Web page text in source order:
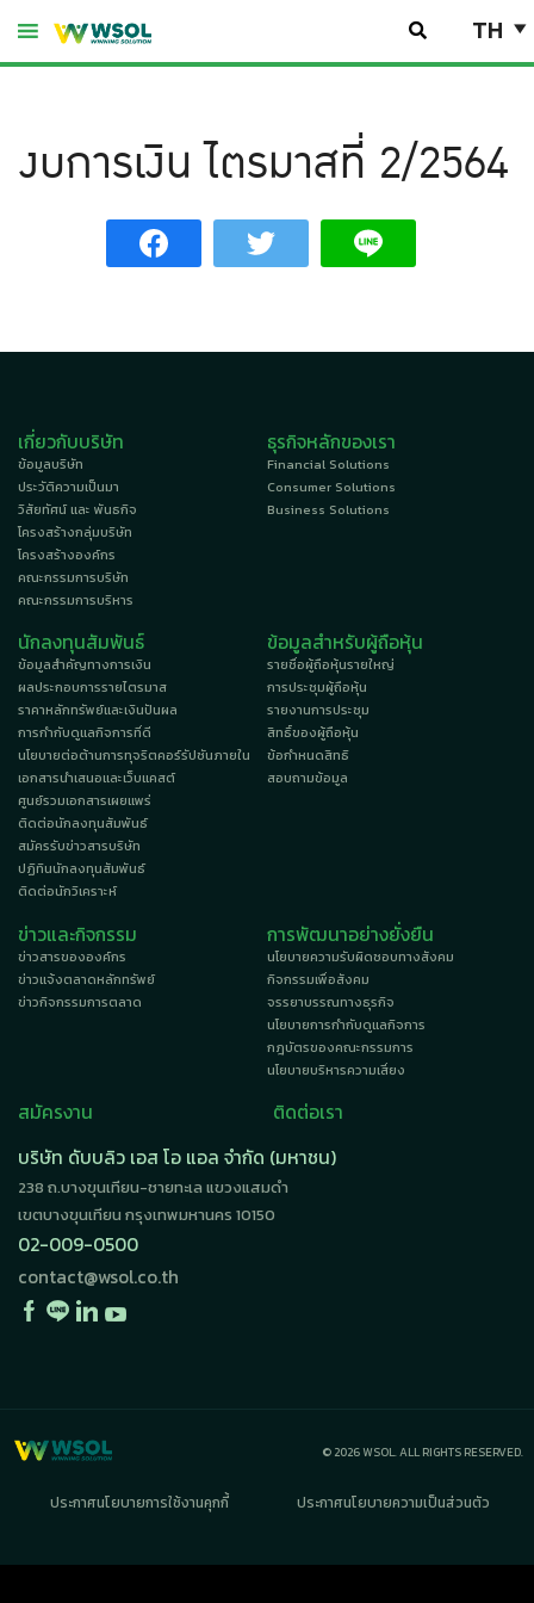
Skip
to
TH
งบการเงิน ไตรมาสที่ 2/2564
เกี่ยวกับบริษัท
ข้อมูลบริษัท
ประวัติความเป็นมา
วิสัยทัศน์ และ พันธกิจ
โครงสร้างกลุ่มบริษัท
โครงสร้างองค์กร
คณะกรรมการบริษัท
คณะกรรมการบริหาร
ธุรกิจหลักของเรา
Financial Solutions
Consumer Solutions
Business Solutions
นักลงทุนสัมพันธ์
ข้อมูลสำคัญทางการเงิน
ผลประกอบการรายไตรมาส
ราคาหลักทรัพย์และเงินปันผล
การกำกับดูแลกิจการที่ดี
นโยบายต่อต้านการทุจริตคอร์รัปชันภายใน
เอกสารนำเสนอและเว็บแคสต์
ศูนย์รวมเอกสารเผยแพร่
ติดต่อนักลงทุนสัมพันธ์
สมัครรับข่าวสารบริษัท
ปฏิทินนักลงทุนสัมพันธ์
ติดต่อนักวิเคราะห์
ข้อมูลสำหรับผู้ถือหุ้น
รายชื่อผู้ถือหุ้นรายใหญ่
การประชุมผู้ถือหุ้น
รายงานการประชุม
สิทธิ์ของผู้ถือหุ้น
ข้อกำหนดสิทธิ
สอบถามข้อมูล
ข่าวและกิจกรรม
ข่าวสารขององค์กร
ข่าวแจ้งตลาดหลักทรัพย์
ข่าวกิจกรรมการตลาด
การพัฒนาอย่างยั่งยืน
นโยบายความรับผิดชอบทางสังคม
กิจกรรมเพื่อสังคม
จรรยาบรรณทางธุรกิจ
นโยบายการกำกับดูแลกิจการ
กฎบัตรของคณะกรรมการ
นโยบายบริหารความเสี่ยง
สมัครงาน
ติดต่อเรา
บริษัท ดับบลิว เอส โอ แอล จำกัด (มหาชน)
238 ถ.บางขุนเทียน-ชายทะเล แขวงแสมดำ
เขตบางขุนเทียน กรุงเทพมหานคร 10150
02-009-0500
contact@wsol.co.th
© 2026 WSOL. ALL RIGHTS RESERVED.
ประกาศนโยบายการใช้งานคุกกี้ ประกาศนโยบายความเป็นส่วนตัว